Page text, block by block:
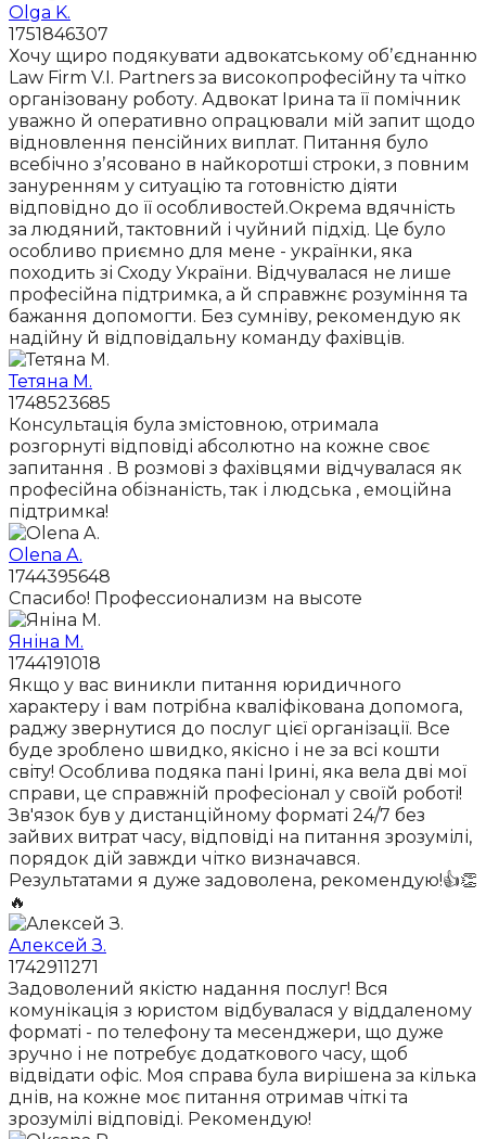
Olga K.
1751846307
Хочу щиро подякувати адвокатському обʼєднанню
Law Firm V.I. Partners за високопрофесійну та чітко
організовану роботу. Адвокат Ірина та її помічник
уважно й оперативно опрацювали мій запит щодо
відновлення пенсійних виплат. Питання було
всебічно зʼясовано в найкоротші строки, з повним
зануренням у ситуацію та готовністю діяти
відповідно до її особливостей.Окрема вдячність
за людяний, тактовний і чуйний підхід. Це було
особливо приємно для мене - українки, яка
походить зі Сходу України. Відчувалася не лише
професійна підтримка, а й справжнє розуміння та
бажання допомогти. Без сумніву, рекомендую як
надійну й відповідальну команду фахівців.
Тетяна М.
1748523685
Консультація була змістовною, отримала
розгорнуті відповіді абсолютно на кожне своє
запитання . В розмові з фахівцями відчувалася як
професійна обізнаність, так і людська , емоційна
підтримка!
Olena A.
1744395648
Спасибо! Профессионализм на высоте
Яніна М.
1744191018
Якщо у вас виникли питання юридичного
характеру і вам потрібна кваліфікована допомога,
раджу звернутися до послуг цієї організації. Все
буде зроблено швидко, якісно і не за всі кошти
світу! Особлива подяка пані Ірині, яка вела дві мої
справи, це справжній професіонал у своїй роботі!
Зв'язок був у дистанційному форматі 24/7 без
зайвих витрат часу, відповіді на питання зрозумілі,
порядок дій завжди чітко визначався.
Результатами я дуже задоволена, рекомендую!👍👏
🔥
Алексей З.
1742911271
Задоволений якістю надання послуг! Вся
комунікація з юристом відбувалася у віддаленому
форматі - по телефону та месенджери, що дуже
зручно і не потребує додаткового часу, щоб
відвідати офіс. Моя справа була вирішена за кілька
днів, на кожне моє питання отримав чіткі та
зрозумілі відповіді. Рекомендую!